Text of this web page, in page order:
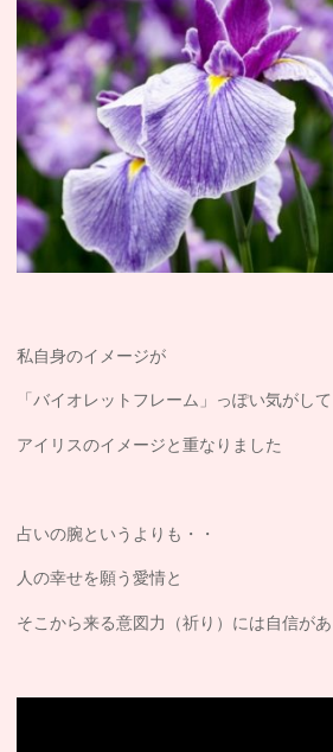
私自身のイメージが
「バイオレットフレーム」っぽい気がして
アイリスのイメージと重なりました
占いの腕というよりも・・
人の幸せを願う愛情と
そこから来る意図力（祈り）には自信が